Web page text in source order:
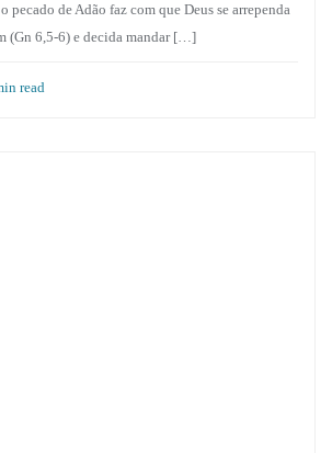
pecado de Adão faz com que Deus se arrependa
(Gn 6,5-6) e decida mandar […]
read